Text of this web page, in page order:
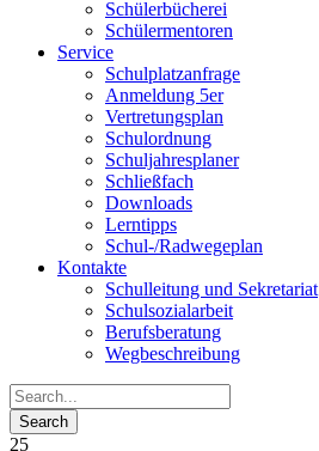
Schülerbücherei
Schülermentoren
Service
Schulplatzanfrage
Anmeldung 5er
Vertretungsplan
Schulordnung
Schuljahresplaner
Schließfach
Downloads
Lerntipps
Schul-/Radwegeplan
Kontakte
Schulleitung und Sekretariat
Schulsozialarbeit
Berufsberatung
Wegbeschreibung
25